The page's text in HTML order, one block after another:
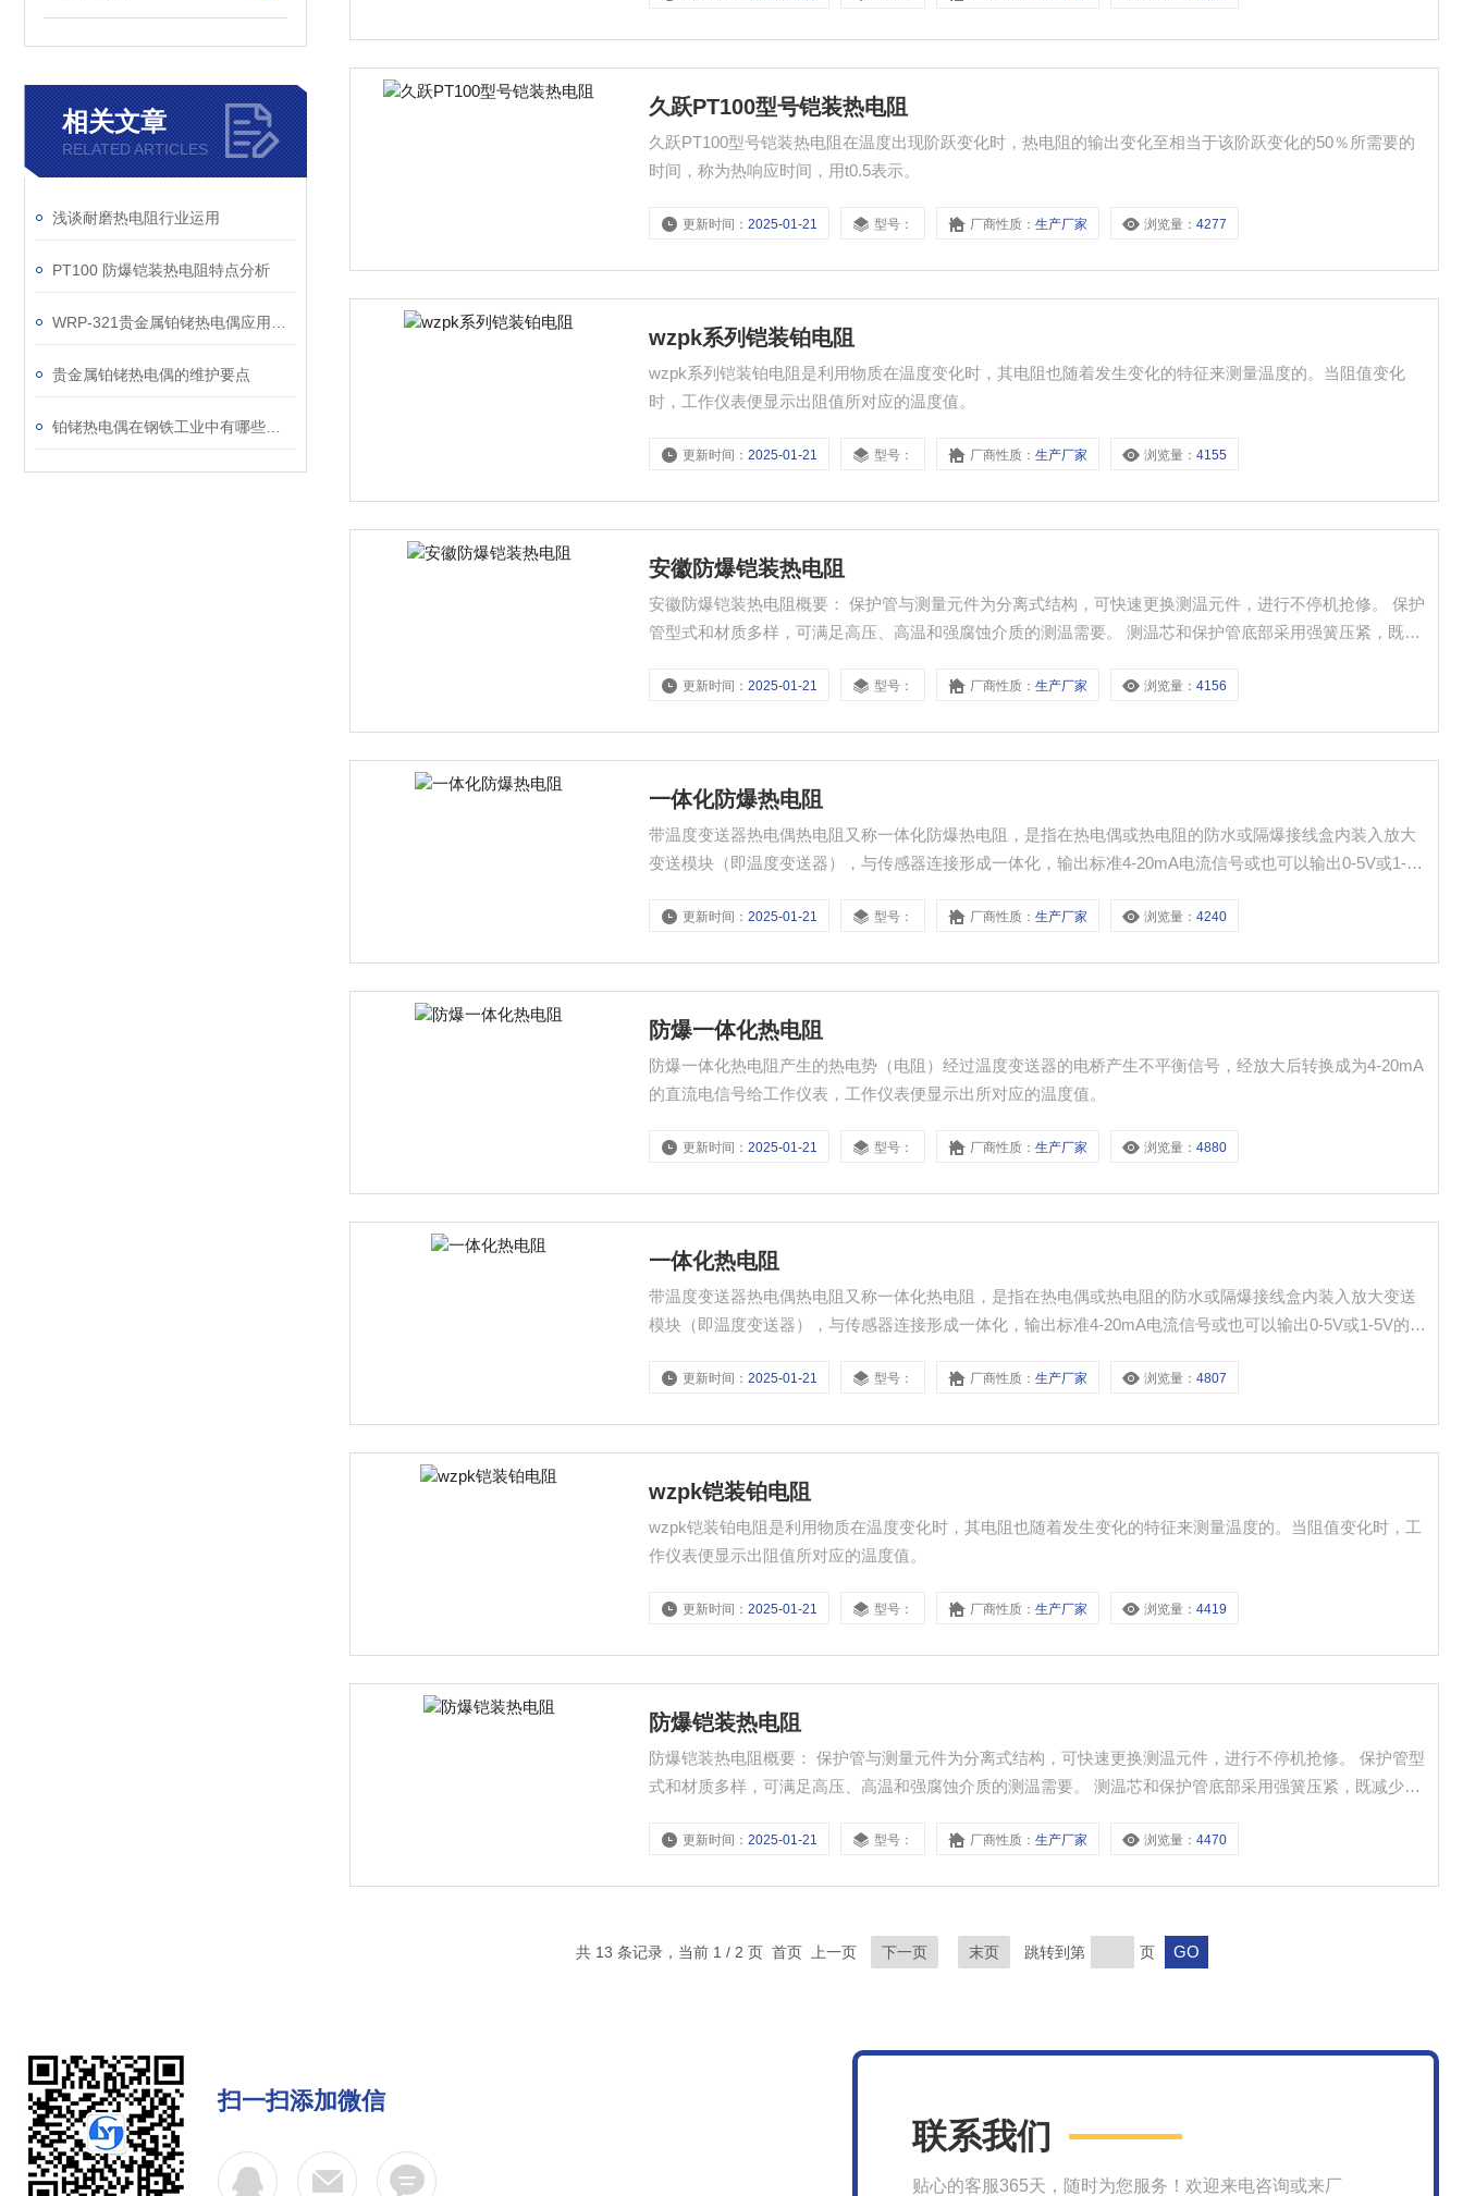
相关文章
RELATED ARTICLES
浅谈耐磨热电阻行业运用
PT100 防爆铠装热电阻特点分析
贵金属铂铑热电偶的维护要点
久跃PT100型号铠装热电阻
久跃PT100型号铠装热电阻在温度出现阶跃变化时，热电阻的输出变化至相当于该阶跃变化的50％所需要的
时间，称为热响应时间，用t0.5表示。
更新时间：2025-01-21 型号： 厂商性质：生产厂家 浏览量：4277
wzpk系列铠装铂电阻
wzpk系列铠装铂电阻是利用物质在温度变化时，其电阻也随着发生变化的特征来测量温度的。当阻值变化
时，工作仪表便显示出阻值所对应的温度值。
更新时间：2025-01-21 型号： 厂商性质：生产厂家 浏览量：4155
安徽防爆铠装热电阻
安徽防爆铠装热电阻概要： 保护管与测量元件为分离式结构，可快速更换测温元件，进行不停机抢修。 保护
管型式和材质多样，可满足高压、高温和强腐蚀介质的测温需要。 测温芯和保护管底部采用强簧压紧，既减
更新时间：2025-01-21 型号： 厂商性质：生产厂家 浏览量：4156
一体化防爆热电阻
带温度变送器热电偶热电阻又称一体化防爆热电阻，是指在热电偶或热电阻的防水或隔爆接线盒内装入放大
变送模块（即温度变送器），与传感器连接形成一体化，输出标准4-20mA电流信号或也可以输出0-5V或1-5V
围内的液体、蒸汽和气体介质以及固体表面温度。
更新时间：2025-01-21 型号： 厂商性质：生产厂家 浏览量：4240
防爆一体化热电阻
防爆一体化热电阻产生的热电势（电阻）经过温度变送器的电桥产生不平衡信号，经放大后转换成为4-20mA
的直流电信号给工作仪表，工作仪表便显示出所对应的温度值。
更新时间：2025-01-21 型号： 厂商性质：生产厂家 浏览量：4880
一体化热电阻
带温度变送器热电偶热电阻又称一体化热电阻，是指在热电偶或热电阻的防水或隔爆接线盒内装入放大变送
模块（即温度变送器），与传感器连接形成一体化，输出标准4-20mA电流信号或也可以输出0-5V或1-5V的电
的液体、蒸汽和气体介质以及固体表面温度。
更新时间：2025-01-21 型号： 厂商性质：生产厂家 浏览量：4807
wzpk铠装铂电阻
wzpk铠装铂电阻是利用物质在温度变化时，其电阻也随着发生变化的特征来测量温度的。当阻值变化时，工
作仪表便显示出阻值所对应的温度值。
更新时间：2025-01-21 型号： 厂商性质：生产厂家 浏览量：4419
防爆铠装热电阻
防爆铠装热电阻概要： 保护管与测量元件为分离式结构，可快速更换测温元件，进行不停机抢修。 保护管型
式和材质多样，可满足高压、高温和强腐蚀介质的测温需要。 测温芯和保护管底部采用强簧压紧，既减少热
更新时间：2025-01-21 型号： 厂商性质：生产厂家 浏览量：4470
共 13 条记录，当前 1 / 2 页 首页 上一页 下一页 末页 跳转到第 页
扫一扫添加微信
联系我们
贴心的客服365天，随时为您服务！欢迎来电咨询或来厂